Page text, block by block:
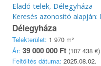
Eladó telek, Délegyháza
Keresés azonosító alapján:
Délegyháza
Telekterület: 1 970 m²
Ár: 39 000 000 Ft (107 438 €)
Feltöltés dátuma: 2025.08.02.